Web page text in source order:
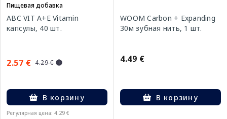
Пищевая добавка
ABC VIT A+E Vitamin
капсулы, 40 шт.
2.57 € 4.29 €
В корзину
Регулярная цена: 4.29 €
WOOM Carbon + Expanding
30м зубная нить, 1 шт.
4.49 €
В корзину